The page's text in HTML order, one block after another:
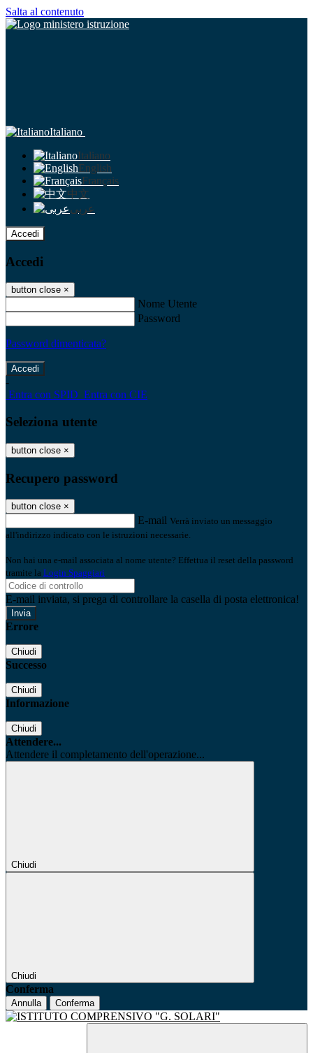
Salta al contenuto
Italiano
Italiano
English
Français
中文
عربى
Accedi
Accedi
button close ×
Nome Utente
Password
Password dimenticata?
-
Entra con SPID Entra con CIE
Seleziona utente
button close ×
Recupero password
button close ×
E-mail Verrà inviato un messaggio
all'indirizzo indicato con le istruzioni necessarie.
Non hai una e-mail associata al nome utente? Effettua il reset della password
tramite la Login Spaggiari
E-mail inviata, si prega di controllare la casella di posta elettronica!
Errore
Chiudi
Successo
Chiudi
Informazione
Chiudi
Attendere...
Attendere il completamento dell'operazione...
Chiudi
Chiudi
Conferma
Annulla Conferma